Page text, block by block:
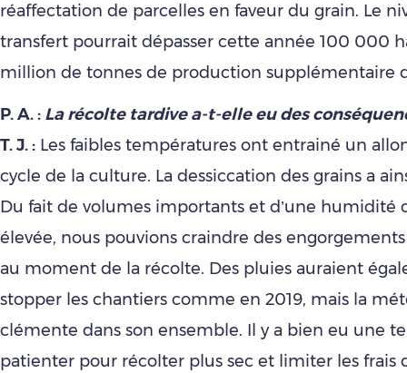
réaffectation de parcelles en faveur du grain. Le
transfert pourrait dépasser cette année 100 000
million de tonnes de production supplémentaire
P. A. : La récolte tardive a-t-elle eu des
T. J. : Les faibles températures ont entrainé un
cycle de la culture. La dessiccation des grains a
Du fait de volumes importants et d’une humidité
élevée, nous pouvions craindre des
au moment de la récolte. Des pluies auraient
stopper les chantiers comme en 2019, mais la
clémente dans son ensemble. Il y a bien eu une
patienter pour récolter plus sec et limiter les frais